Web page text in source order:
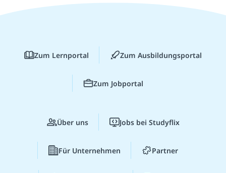
Zum Lernportal Zum Ausbildungsportal
Zum Jobportal
Über uns Jobs bei Studyflix
Für Unternehmen Partner